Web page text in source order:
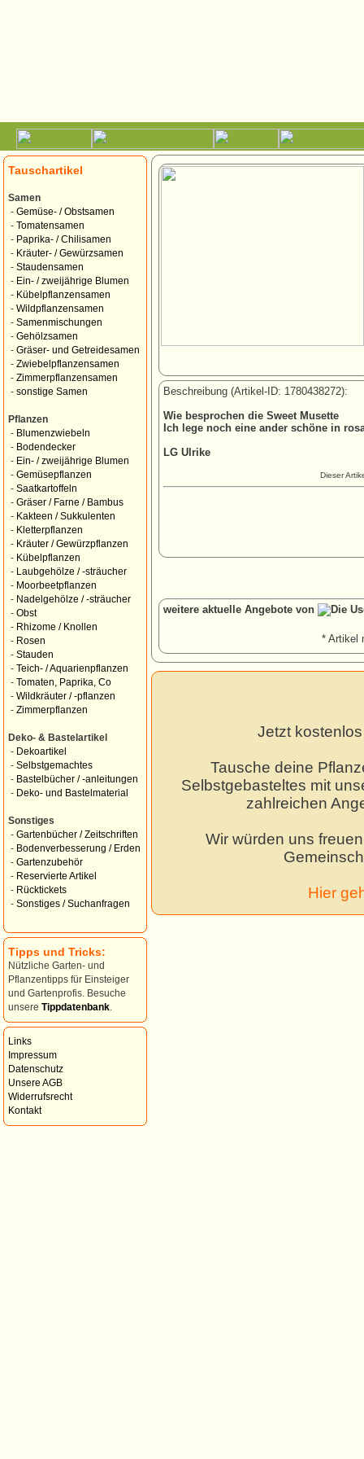
Tauschartikel
Samen
- Gemüse- / Obstsamen
- Tomatensamen
- Paprika- / Chilisamen
- Kräuter- / Gewürzsamen
- Staudensamen
- Ein- / zweijährige Blumen
- Kübelpflanzensamen
- Wildpflanzensamen
- Samenmischungen
- Gehölzsamen
- Gräser- und Getreidesamen
- Zwiebelpflanzensamen
- Zimmerpflanzensamen
- sonstige Samen
Pflanzen
- Blumenzwiebeln
- Bodendecker
- Ein- / zweijährige Blumen
- Gemüsepflanzen
- Saatkartoffeln
- Gräser / Farne / Bambus
- Kakteen / Sukkulenten
- Kletterpflanzen
- Kräuter / Gewürzpflanzen
- Kübelpflanzen
-
Laubgehölze / -sträucher
- Moorbeetpflanzen
- Nadelgehölze / -sträucher
- Obst
- Rhizome / Knollen
- Rosen
- Stauden
- Teich- / Aquarienpflanzen
- Tomaten, Paprika, Co
- Wildkräuter / -pflanzen
- Zimmerpflanzen
Deko- & Bastelartikel
- Dekoartikel
- Selbstgemachtes
- Bastelbücher / -anleitungen
- Deko- und Bastelmaterial
Sonstiges
- Gartenbücher / Zeitschriften
- Bodenverbesserung / Erden
- Gartenzubehör
- Reservierte Artikel
- Rücktickets
- Sonstiges / Suchanfragen
Tipps und Tricks:
Nützliche Garten- und
Pflanzentipps für Einsteiger
und Gartenprofis. Besuche
unsere Tippdatenbank
Links
Impressum
Datenschutz
Unsere AGB
Widerrufsrecht
Kontakt
Beschreibung (Artikel-ID: 1780438272):
Wie besprochen die Sweet Musette
Ich lege noch eine ander schöne in
LG Ulrike
Dieser
weitere aktuelle Angebote von
* Artikel
Jetzt
Tausche deine
Selbstgebasteltes mit
zahlreichen
Wir würden uns
Hier